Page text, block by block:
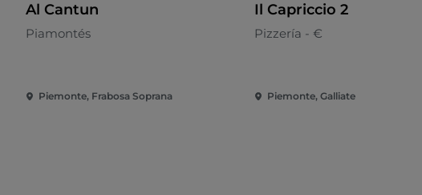
Al Cantun
Piamontés
Piemonte, Frabosa Soprana
Il Capriccio 2
Pizzería - €
Piemonte, Galliate